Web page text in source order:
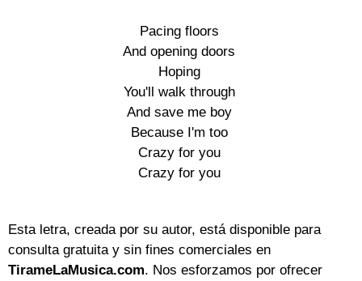
Pacing floors
And opening doors
Hoping
You'll walk through
And save me boy
Because I'm too
Crazy for you
Crazy for you
Esta letra, creada por su autor, está disponible para
consulta gratuita y sin fines comerciales en
TirameLaMusica.com. Nos esforzamos por ofrecer